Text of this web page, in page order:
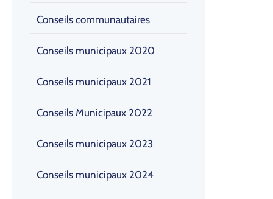
Conseils communautaires
Conseils municipaux 2020
Conseils municipaux 2021
Conseils Municipaux 2022
Conseils municipaux 2023
Conseils municipaux 2024